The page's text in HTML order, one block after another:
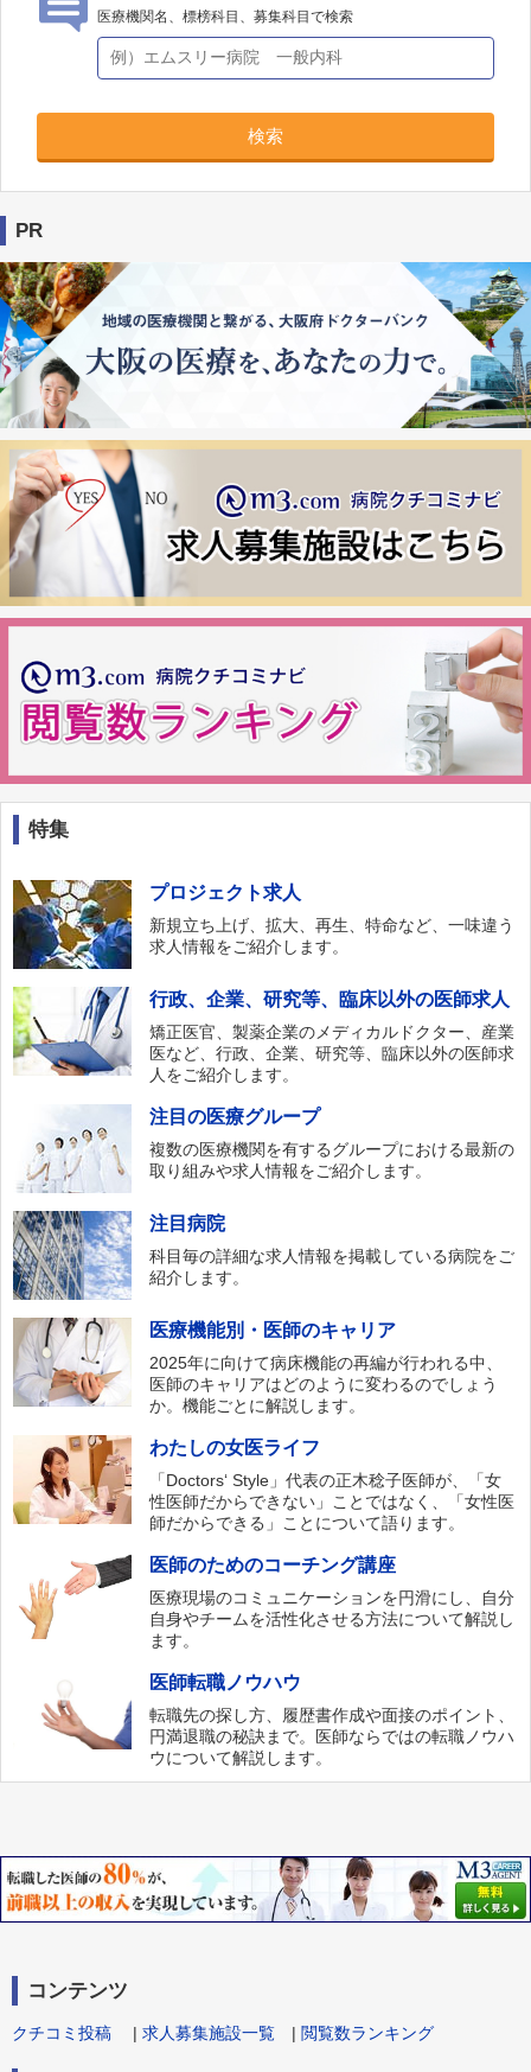
医療機関名、標榜科目、募集科目で検索
検索
PR
特集
プロジェクト求人
新規立ち上げ、拡大、再生、特命など、一味違う
求人情報をご紹介します。
行政、企業、研究等、臨床以外の医師求人
矯正医官、製薬企業のメディカルドクター、産業
医など、行政、企業、研究等、臨床以外の医師求
人をご紹介します。
注目の医療グループ
複数の医療機関を有するグループにおける最新の
取り組みや求人情報をご紹介します。
注目病院
科目毎の詳細な求人情報を掲載している病院をご
紹介します。
医療機能別・医師のキャリア
2025年に向けて病床機能の再編が行われる中、
医師のキャリアはどのように変わるのでしょう
か。機能ごとに解説します。
わたしの女医ライフ
「Doctors‘ Style」代表の正木稔子医師が、「女
性医師だからできない」ことではなく、「女性医
師だからできる」ことについて語ります。
医師のためのコーチング講座
医療現場のコミュニケーションを円滑にし、自分
自身やチームを活性化させる方法について解説し
ます。
医師転職ノウハウ
転職先の探し方、履歴書作成や面接のポイント、
円満退職の秘訣まで。医師ならではの転職ノウハ
ウについて解説します。
コンテンツ
クチコミ投稿 | 求人募集施設一覧 | 閲覧数ランキング